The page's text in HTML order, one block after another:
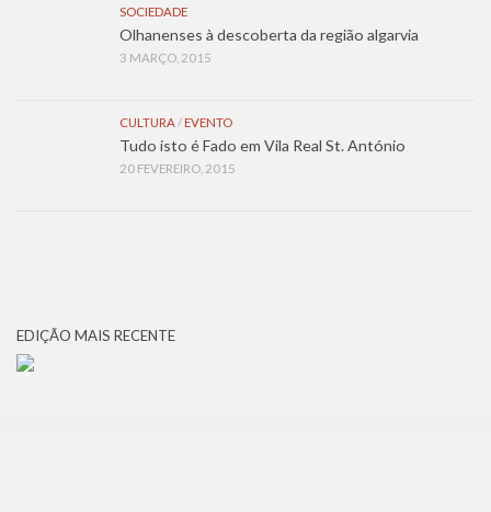
SOCIEDADE
Olhanenses à descoberta da região algarvia
3 MARÇO, 2015
CULTURA/ EVENTO
Tudo isto é Fado em Vila Real St. António
20 FEVEREIRO, 2015
EDIÇÃO MAIS RECENTE